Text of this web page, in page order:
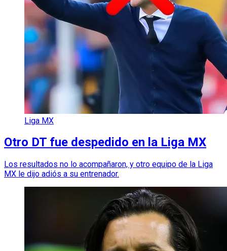
Liga MX
Otro DT fue despedido en la Liga MX
Los resultados no lo acompañaron, y otro equipo de la Liga
MX le dijo adiós a su entrenador.